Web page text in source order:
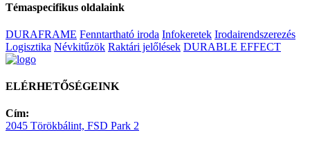
Témaspecifikus oldalaink
DURAFRAME Fenntartható iroda Infokeretek Irodairendszerezés
Logisztika Névkitűzök Raktári jelőlések DURABLE EFFECT
ELÉRHETŐSÉGEINK
Cím:
2045 Törökbálint, FSD Park 2